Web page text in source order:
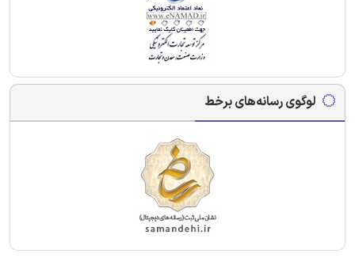
لوگوی رسانه‌های برخط